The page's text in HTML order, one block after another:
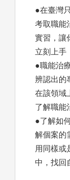
●在臺灣
考取職能
實習，讓
立刻上手
●職能治
辨認出的
在該領域
了解職能
●了解如
解個案的
用同樣或
中，找回